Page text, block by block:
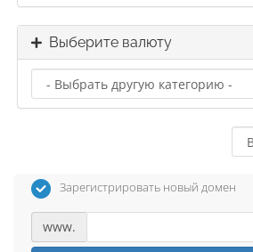
Выберите валюту
Зарегистрировать новый домен
www.